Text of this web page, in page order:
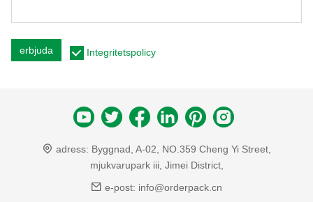
erbjuda Integritetspolicy
adress: Byggnad, A-02, NO.359 Cheng Yi Street,
mjukvarupark iii, Jimei District,
e-post: info@orderpack.cn